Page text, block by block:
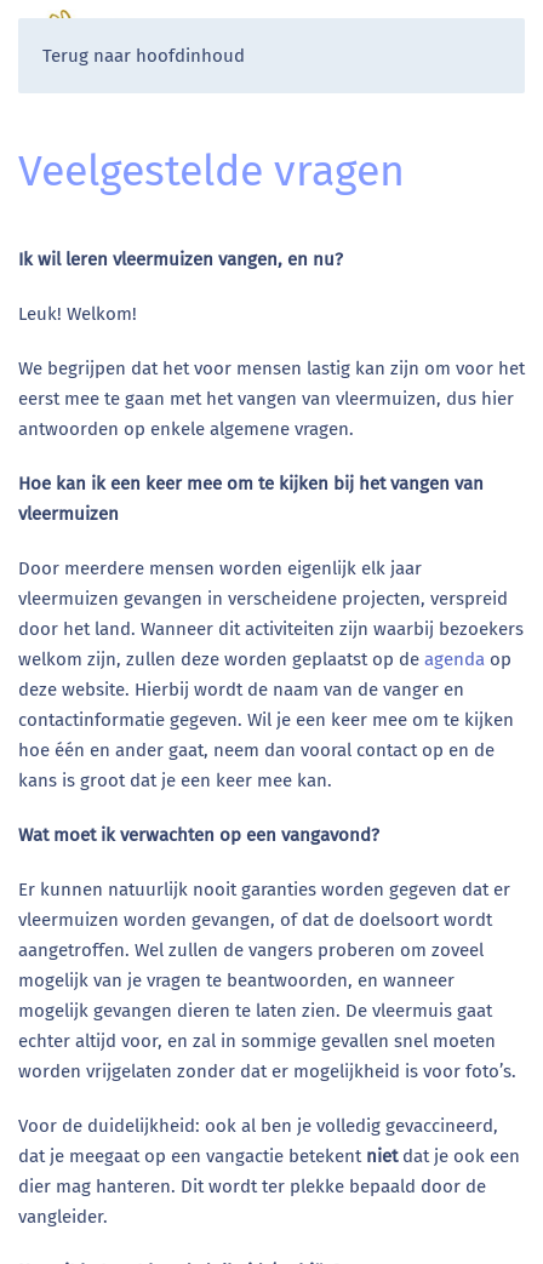
Terug naar hoofdinhoud
Veelgestelde vragen
Ik wil leren vleermuizen vangen, en nu?
Leuk! Welkom!
We begrijpen dat het voor mensen lastig kan zijn om voor het
eerst mee te gaan met het vangen van vleermuizen, dus hier
antwoorden op enkele algemene vragen.
Hoe kan ik een keer mee om te kijken bij het vangen van
vleermuizen
Door meerdere mensen worden eigenlijk elk jaar
vleermuizen gevangen in verscheidene projecten, verspreid
door het land. Wanneer dit activiteiten zijn waarbij bezoekers
welkom zijn, zullen deze worden geplaatst op de agenda op
deze website. Hierbij wordt de naam van de vanger en
contactinformatie gegeven. Wil je een keer mee om te kijken
hoe één en ander gaat, neem dan vooral contact op en de
kans is groot dat je een keer mee kan.
Wat moet ik verwachten op een vangavond?
Er kunnen natuurlijk nooit garanties worden gegeven dat er
vleermuizen worden gevangen, of dat de doelsoort wordt
aangetroffen. Wel zullen de vangers proberen om zoveel
mogelijk van je vragen te beantwoorden, en wanneer
mogelijk gevangen dieren te laten zien. De vleermuis gaat
echter altijd voor, en zal in sommige gevallen snel moeten
worden vrijgelaten zonder dat er mogelijkheid is voor foto’s.
Voor de duidelijkheid: ook al ben je volledig gevaccineerd,
dat je meegaat op een vangactie betekent niet dat je ook een
dier mag hanteren. Dit wordt ter plekke bepaald door de
vangleider.